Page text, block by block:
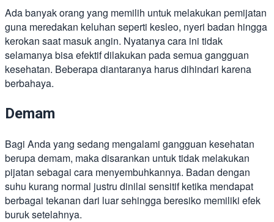
Ada banyak orang yang memilih untuk melakukan pemijatan
guna meredakan keluhan seperti kesleo, nyeri badan hingga
kerokan saat masuk angin. Nyatanya cara ini tidak
selamanya bisa efektif dilakukan pada semua gangguan
kesehatan. Beberapa diantaranya harus dihindari karena
berbahaya.
Demam
Bagi Anda yang sedang mengalami gangguan kesehatan
berupa demam, maka disarankan untuk tidak melakukan
pijatan sebagai cara menyembuhkannya. Badan dengan
suhu kurang normal justru dinilai sensitif ketika mendapat
berbagai tekanan dari luar sehingga beresiko memiliki efek
buruk setelahnya.